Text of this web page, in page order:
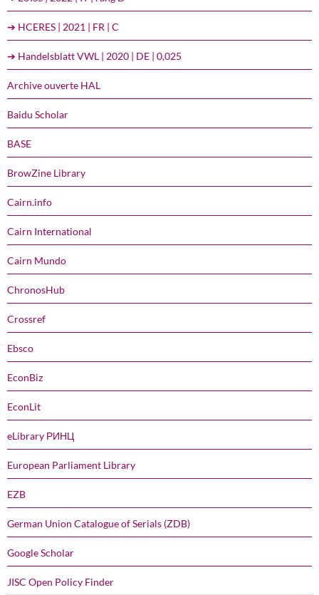
➔ HCERES | 2021 | FR | C
➔ Handelsblatt VWL | 2020 | DE | 0,025
Archive ouverte HAL
Baidu Scholar
BASE
BrowZine Library
Cairn.info
Cairn International
Cairn Mundo
ChronosHub
Crossref
Ebsco
EconBiz
EconLit
eLibrary РИНЦ
European Parliament Library
EZB
German Union Catalogue of Serials (ZDB)
Google Scholar
JISC Open Policy Finder